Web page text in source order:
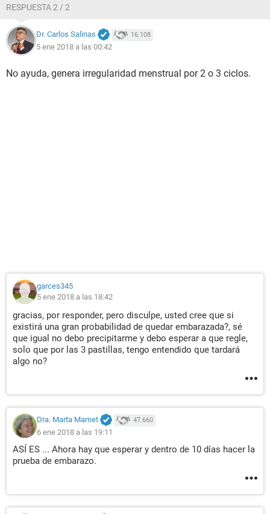
RESPUESTA 2 / 2
Dr. Carlos Salinas 16.108
5 ene 2018 a las 00:42
No ayuda, genera irregularidad menstrual por 2 o 3 ciclos.
garces345
5 ene 2018 a las 18:42
gracias, por responder, pero disculpe, usted cree que si
existirá una gran probabilidad de quedar embarazada?, sé
que igual no debo precipitarme y debo esperar a que regle,
solo que por las 3 pastillas, tengo entendido que tardará
algo no?
Dra. Marta Marnet 47.660
6 ene 2018 a las 19:11
ASÍ ES ... Ahora hay que esperar y dentro de 10 días hacer la
prueba de embarazo.